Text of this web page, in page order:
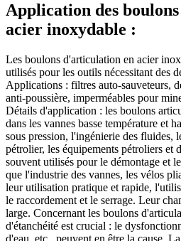
Application des
acier inoxydable :
Les boulons d'articulation en acier
utilisés pour les outils nécessitant des
Applications : filtres auto-sauveteurs,
anti-poussière, imperméables pour
Détails d'application : les boulons
dans les vannes basse température et
sous pression, l'ingénierie des fluides,
pétrolier, les équipements pétroliers et
souvent utilisés pour le démontage et
que l'industrie des vannes, les vélos
leur utilisation pratique et rapide,
le raccordement et le serrage. Leur
large. Concernant les boulons
d'étanchéité est crucial : le
d'eau, etc., peuvent en être la cause.